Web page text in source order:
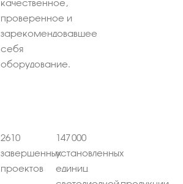
качественное,
проверенное и
зарекомендовавшее
себя
оборудование.
2610
завершенных
проектов
147 000
установленных
единиц